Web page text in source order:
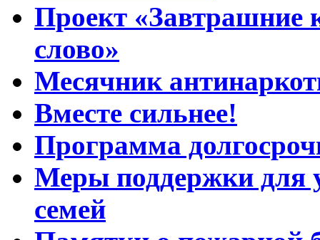
Проект «Завтрашние
слово»
Месячник
Вместе сильнее!
Программа
Меры поддержки для
семей